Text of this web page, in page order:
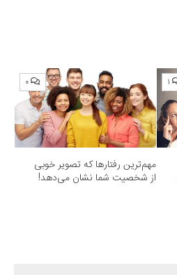
۱ ۰
مهم‌ترین رفتارها که تصویر خوبی
از شخصیت شما نشان می‌دهد!